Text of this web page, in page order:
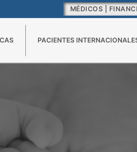
MÉDICOS |
PACIENTES